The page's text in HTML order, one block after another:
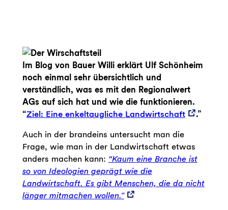
Im Blog von Bauer Willi erklärt Ulf Schönheim
noch einmal sehr übersichtlich und
verständlich, was es mit den Regionalwert
AGs auf sich hat und wie die funktionieren.
“Ziel: Eine enkeltaugliche Landwirtschaft .”
Auch in der brandeins untersucht man die
Frage, wie man in der Landwirtschaft etwas
anders machen kann: “Kaum eine Branche ist
so von Ideologien geprägt wie die
Landwirtschaft. Es gibt Menschen, die da nicht
länger mitmachen wollen.”